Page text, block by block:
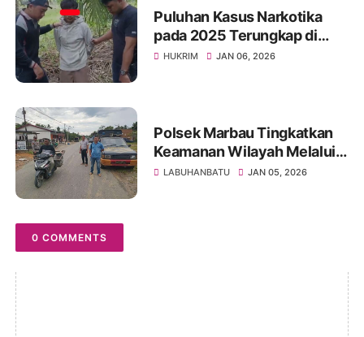
Puluhan Kasus Narkotika
pada 2025 Terungkap di
Pangkatan dan Bilah Hilir,
HUKRIM JAN 06, 2026
Polsek Marbau Tingkatkan
Keamanan Wilayah Melalui
Patroli Dialogis
LABUHANBATU JAN 05, 2026
0 COMMENTS